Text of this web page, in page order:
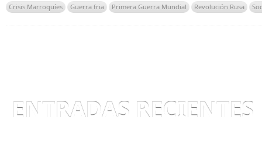
Crisis Marroquíes Guerra fria Primera Guerra Mundial Revolución Rusa
ENTRADAS RECIENTES